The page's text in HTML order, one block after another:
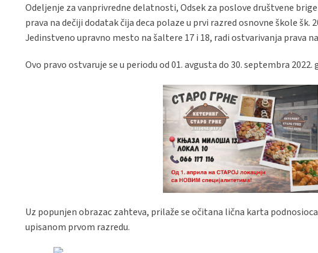
Odeljenje za vanprivredne delatnosti, Odsek za poslove društvene
prava na dečiji dodatak čija deca polaze u prvi razred osnovne škole šk.
Jedinstveno upravno mesto na šaltere 17 i 18, radi ostvarivanja prava
Ovo pravo ostvaruje se u periodu od 01. avgusta do 30. septembra 2022.
Uz popunjen obrazac zahteva, prilaže se očitana lična karta
upisanom prvom razredu.